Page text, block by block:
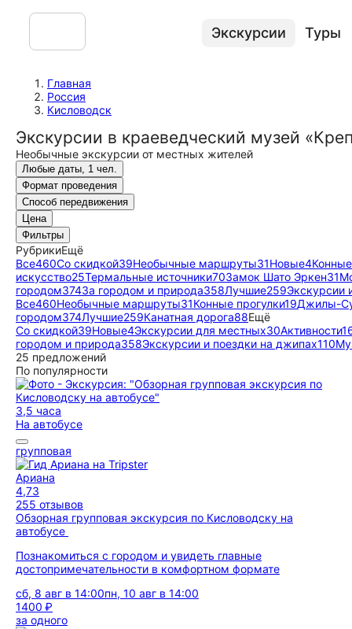
Экскурсии Туры
Главная
Россия
Кисловодск
Экскурсии в краеведческий музей
Необычные экскурсии от местных жителей
Любые даты, 1 чел.
Формат проведения
Способ передвижения
Цена
Фильтры
РубрикиЕщё
Все460Со скидкой39Необычные маршруты31Новые4
искусство25Термальные источники70Замок Шато Эркен31
городом374За городом и природа358Лучшие259Экскурсии
Все460Необычные маршруты31Конные прогулки19Джилы-
городом374Лучшие259Канатная дорога88Ещё
Со скидкой39Новые4Экскурсии для местных30Активности
городом и природа358Экскурсии и поездки на джипах110
25 предложений
По популярности
3,5 часа
На автобусе
групповая
Ариана
4,73
255 отзывов
Обзорная групповая экскурсия по Кисловодску на
автобусе
Познакомиться с городом и увидеть главные
достопримечательности в комфортном формате
сб, 8 авг в 14:00пн, 10 авг в 14:00
1400 ₽
за одного